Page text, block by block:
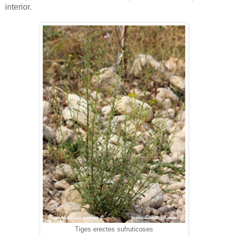
interior.
Tiges erectes sufruticoses